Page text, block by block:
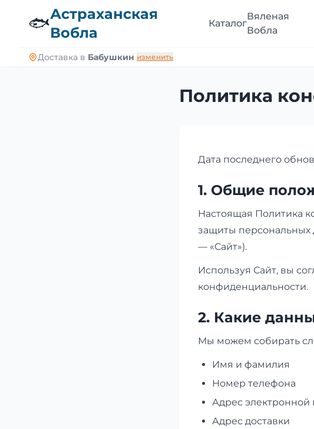
🐟Астраханская
Вобла
Каталог
Вяленая
Вобла
Доставка в Бабушкин изменить
Политика
Дата последнего
1. Общие
Настоящая Политика
защиты персональных
— «Сайт»).
Используя Сайт, вы
конфиденциальности.
2. Какие
Мы можем собирать
Имя и фамилия
Номер телефона
Адрес электронной
Адрес доставки